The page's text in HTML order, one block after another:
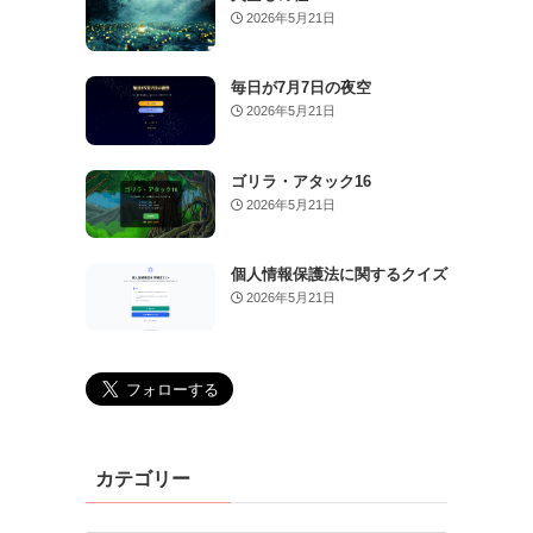
2026年5月21日
毎日が7月7日の夜空
2026年5月21日
ゴリラ・アタック16
2026年5月21日
個人情報保護法に関するクイズ
2026年5月21日
カテゴリー